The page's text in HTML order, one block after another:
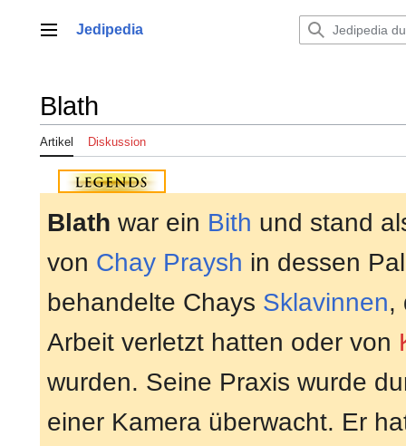
springenHauptmenü
Jedipedia
Blath
Artikel Diskussion
Blath war ein Bith und stand
von Chay Praysh in dessen
behandelte Chays Sklavinnen,
Arbeit verletzt hatten oder von
wurden. Seine Praxis wurde
einer Kamera überwacht. Er